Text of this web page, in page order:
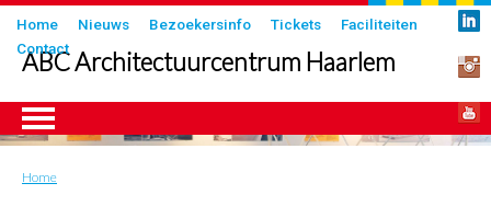
Overslaan
en
naar
inhoud
gaan
Submenu
Home Nieuws Bezoekersinfo Tickets
Faciliteiten
Contact
ABC Architectuurcentrum Haarlem
Kruimelpad
Home